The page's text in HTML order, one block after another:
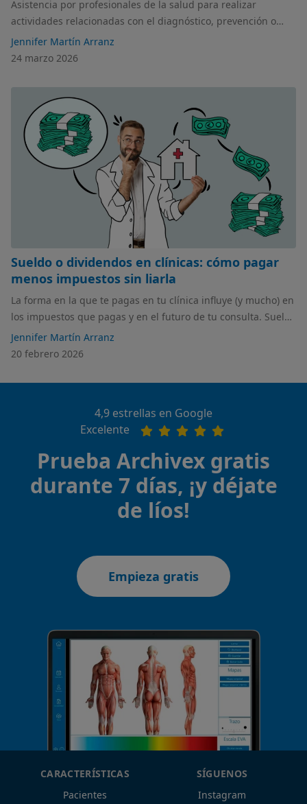
Asistencia por profesionales de la salud para realizar
actividades relacionadas con el diagnóstico, prevención o
tratamiento. Aquí reside la clave para entender, si como
fisioterapeuta, debes tributar este impuesto.
Jennifer Martín Arranz
24 marzo 2026
Sueldo o dividendos en clínicas: cómo pagar
menos impuestos sin liarla
La forma en la que te pagas en tu clínica influye (y mucho) en
los impuestos que pagas y en el futuro de tu consulta. Sueldo
o dividendos no son lo mismo, y en este artículo te
explicamos cómo elegir bien según el tamaño y los beneficios
Jennifer Martín Arranz
20 febrero 2026
4,9 estrellas en Google
Excelente
Prueba Archivex gratis
durante 7 días, ¡y déjate
de líos!
Empieza gratis
CARACTERÍSTICAS
Pacientes
SÍGUENOS
Instagram